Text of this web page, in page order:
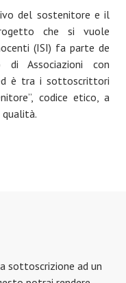
del sostenitore e il
che si vuole
(ISI) fa parte de
di Associazioni con
è tra i sottoscrittori
codice etico, a
qualità.
sottoscrizione ad un